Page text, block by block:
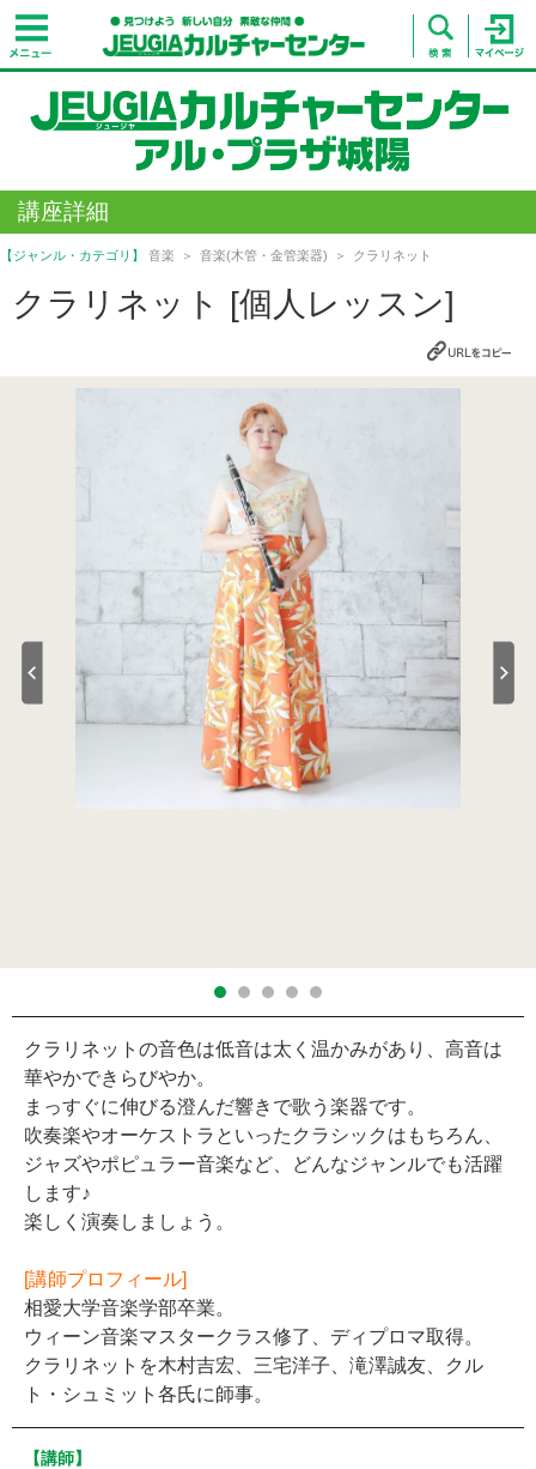
講座詳細
【ジャンル・カテゴリ】 音楽 音楽(木管・金管楽器) クラリネット
クラリネット [個人レッスン]
クラリネットの音色は低音は太く温かみがあり、高音は
華やかできらびやか。
まっすぐに伸びる澄んだ響きで歌う楽器です。
吹奏楽やオーケストラといったクラシックはもちろん、
ジャズやポピュラー音楽など、どんなジャンルでも活躍
します♪
楽しく演奏しましょう。
[講師プロフィール]
相愛大学音楽学部卒業。
ウィーン音楽マスタークラス修了、ディプロマ取得。
クラリネットを木村吉宏、三宅洋子、滝澤誠友、クル
ト・シュミット各氏に師事。
【講師】